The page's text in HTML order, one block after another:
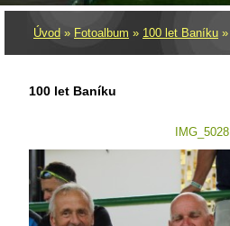
Úvod » Fotoalbum » 100 let Baníku »
100 let Baníku
IMG_5028